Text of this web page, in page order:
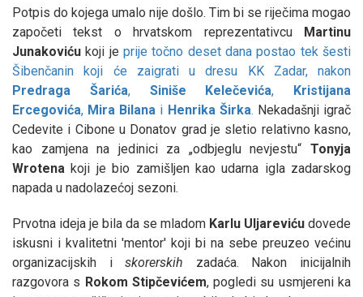
Potpis do kojega umalo nije došlo. Tim bi se riječima mogao
započeti tekst o hrvatskom reprezentativcu Martinu
Junakoviću koji je prije točno deset dana postao tek šesti
Šibenčanin koji će zaigrati u dresu KK Zadar, nakon
Predraga Šarića, Siniše Kelečevića, Kristijana
Ercegovića, Mira Bilana i Henrika Širka. Nekadašnji igrač
Cedevite i Cibone u Donatov grad je sletio relativno kasno,
kao zamjena na jedinici za „odbjeglu nevjestu“ Tonyja
Wrotena koji je bio zamišljen kao udarna igla zadarskog
napada u nadolazećoj sezoni.
Prvotna ideja je bila da se mladom Karlu Uljareviću dovede
iskusni i kvalitetni 'mentor' koji bi na sebe preuzeo većinu
organizacijskih iskorerskih zadaća. Nakon inicijalnih
razgovora s Rokom Stipčevićem, pogledi su usmjereni ka